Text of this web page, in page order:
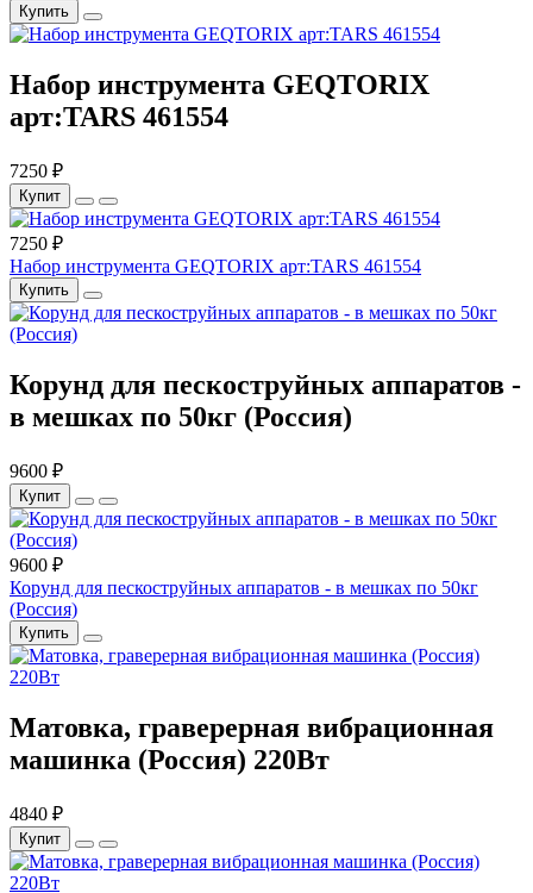
Купить
Набор инструмента GEQTORIX
арт:TARS 461554
7250 ₽
Купит
7250 ₽
Набор инструмента GEQTORIX арт:TARS 461554
Купить
Корунд для пескоструйных аппаратов -
в мешках по 50кг (Россия)
9600 ₽
Купит
9600 ₽
Корунд для пескоструйных аппаратов - в мешках по 50кг
(Россия)
Купить
Матовка, граверерная вибрационная
машинка (Россия) 220Вт
4840 ₽
Купит